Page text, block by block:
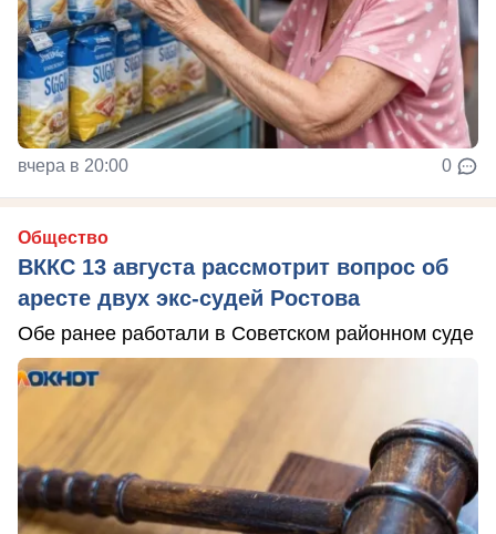
вчера в 20:00 0
Общество
ВККС 13 августа рассмотрит вопрос об
аресте двух экс-судей Ростова
Обе ранее работали в Советском районном суде